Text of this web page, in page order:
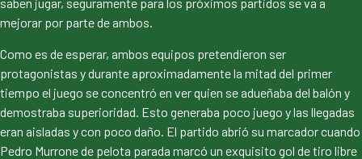
mejorar por parte de ambos.
Como es de esperar, ambos equipos pretendieron ser
protagonistas y durante aproximadamente la mitad del primer
tiempo el juego se concentró en ver quien se adueñaba del balón y
demostraba superioridad. Esto generaba poco juego y las llegadas
eran aisladas y con poco daño. El partido abrió su marcador cuando
Pedro Murrone de pelota parada marcó un exquisito gol de tiro libre